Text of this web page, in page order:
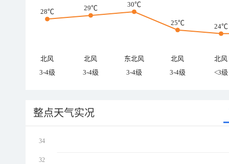
28℃ 29℃ 30℃
25℃ 24℃
北风 北风 东北风 北风
北风
3-4级
3-4级 3-4级 3-4级 <3级
整点天气实况
34
32